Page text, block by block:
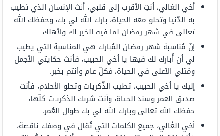
أخي الغالي، أنتِ الأقرب إلى قلبي، أنتَ الإنسان الذي تطيب
به الدّنيا وتحلو معه الحياة، بارك الله لي بك، وحفظك الله
تعالى في شهر رمضان لما فيه الخير لك ولأهلك.
إنّ مُناسبة شهر رمضان المُبارك هي المناسبة التي يطيب
لي أن أُبارك لك فيها يا أخي الحبيب، فأنتَ حكايتي الأجمل
ومَثلي الأعلى في الحياة، فكلّ عام وأنتم بخير.
إليك يا أخي الحبيب، تطيب الذّكريات وتحلو الأحلام، فأنت
صديق العمر وسند الحياة، وأنت شريك الذكريات كلّها،
حفظك الله تعالى وبارك الله لي بك طوال العُمر.
أخي الغَالي، جميع الكلمات التي تُقال في وصفك ناقصة،